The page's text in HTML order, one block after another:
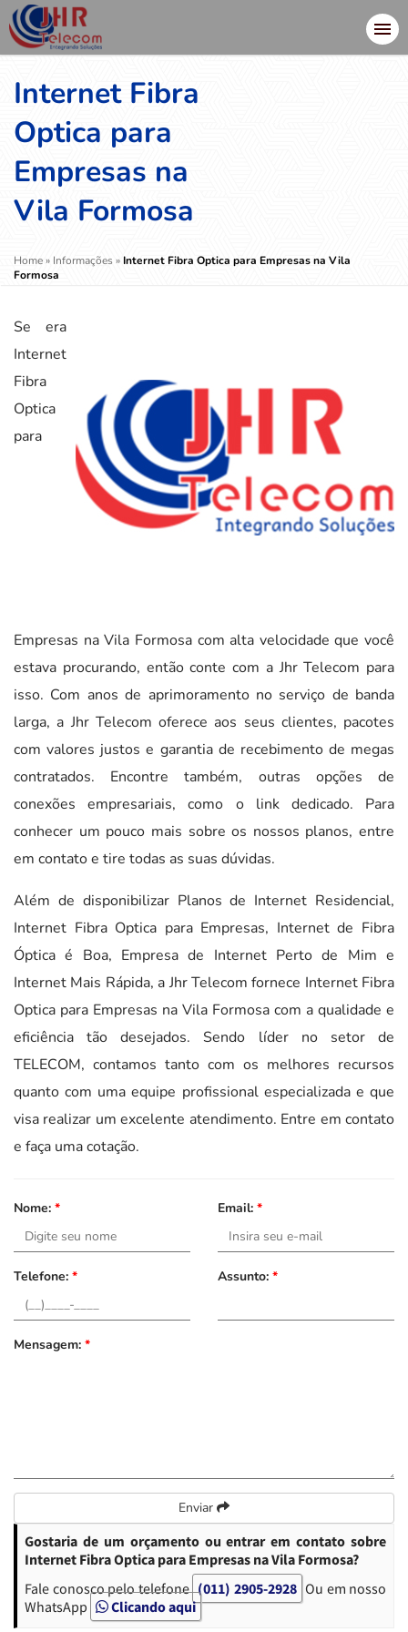
Internet Fibra
Optica para
Empresas na
Vila Formosa
Home» Informações » Internet Fibra Optica para Empresas na Vila
Formosa
Se era
Internet
Fibra
Optica
para
Empresas na Vila Formosa com alta velocidade que você
estava procurando, então conte com a Jhr Telecom para
isso. Com anos de aprimoramento no serviço de banda
larga, a Jhr Telecom oferece aos seus clientes, pacotes
com valores justos e garantia de recebimento de megas
contratados. Encontre também, outras opções de
conexões empresariais, como o link dedicado. Para
conhecer um pouco mais sobre os nossos planos, entre
em contato e tire todas as suas dúvidas.
Além de disponibilizar Planos de Internet Residencial,
Internet Fibra Optica para Empresas, Internet de Fibra
Óptica é Boa, Empresa de Internet Perto de Mim e
Internet Mais Rápida, a Jhr Telecom fornece Internet Fibra
Optica para Empresas na Vila Formosa com a qualidade e
eficiência tão desejados. Sendo líder no setor de
TELECOM, contamos tanto com os melhores recursos
quanto com uma equipe profissional especializada e que
visa realizar um excelente atendimento. Entre em contato
e faça uma cotação.
Nome: * Email: *
Telefone: * Assunto: *
Mensagem: *
Enviar
Gostaria de um orçamento ou entrar em contato sobre
Internet Fibra Optica para Empresas na Vila Formosa?
Fale conosco pelo telefone (011) 2905-2928 Ou em nosso
WhatsApp
Clicando aqui